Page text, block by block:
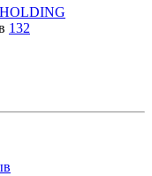
132